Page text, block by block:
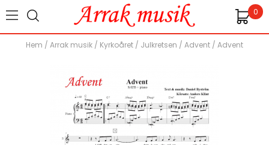
0
Hem / Arrak musik / Kyrkoåret / Julkretsen / Advent / Advent